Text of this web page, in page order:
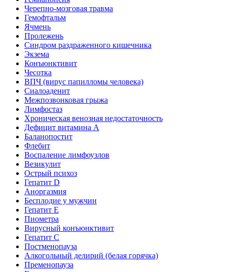
Черепно-мозговая травма
Гемофтальм
Ячмень
Пролежень
Синдром раздраженного кишечника
Экзема
Конъюнктивит
Чесотка
ВПЧ (вирус папилломы человека)
Сиалоаденит
Межпозвонковая грыжа
Лимфостаз
Хроническая венозная недостаточность
Дефицит витамина А
Баланопостит
Флебит
Воспаление лимфоузлов
Везикулит
Острый психоз
Гепатит D
Аноргазмия
Бесплодие у мужчин
Гепатит E
Пиометра
Вирусный конъюнктивит
Гепатит C
Постменопауза
Алкогольный делирий (белая горячка)
Пременопауза